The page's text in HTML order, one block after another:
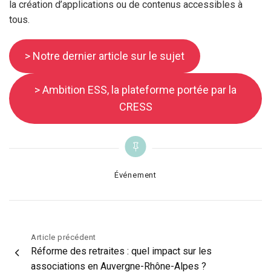
la création d’applications ou de contenus accessibles à
tous.
> Notre dernier article sur le sujet
> Ambition ESS, la plateforme portée par la
CRESS
Categories
Événement
Navigation
de
l’article
Article précédent
Réforme des retraites : quel impact sur les
associations en Auvergne-Rhône-Alpes ?